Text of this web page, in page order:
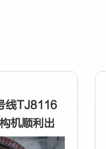
线TJ8116
机顺利出